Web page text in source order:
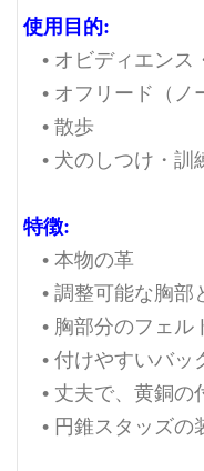
使用目的:
• オビディエンス
• オフリード（ノ
• 散歩
• 犬のしつけ・訓
特徴:
• 本物の革
• 調整可能な胸部
• 胸部分のフェル
• 付けやすいバッ
• 丈夫で、黄銅の
• 円錐スタッズの